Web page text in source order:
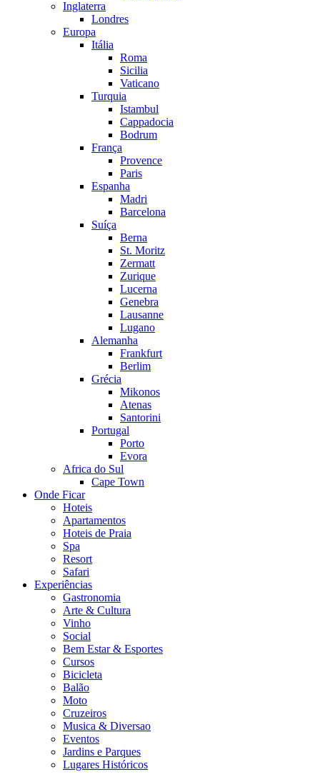
Inglaterra
Londres
Europa
Itália
Roma
Sicilia
Vaticano
Turquia
Istambul
Cappadocia
Bodrum
França
Provence
Paris
Espanha
Madri
Barcelona
Suíça
Berna
St. Moritz
Zermatt
Zurique
Lucerna
Genebra
Lausanne
Lugano
Alemanha
Frankfurt
Berlim
Grécia
Mikonos
Atenas
Santorini
Portugal
Porto
Evora
Africa do Sul
Cape Town
Onde Ficar
Hoteis
Apartamentos
Hoteis de Praia
Spa
Resort
Safari
Experiências
Gastronomia
Arte & Cultura
Vinho
Social
Bem Estar & Esportes
Cursos
Bicicleta
Balão
Moto
Cruzeiros
Musica & Diversao
Eventos
Jardins e Parques
Lugares Históricos